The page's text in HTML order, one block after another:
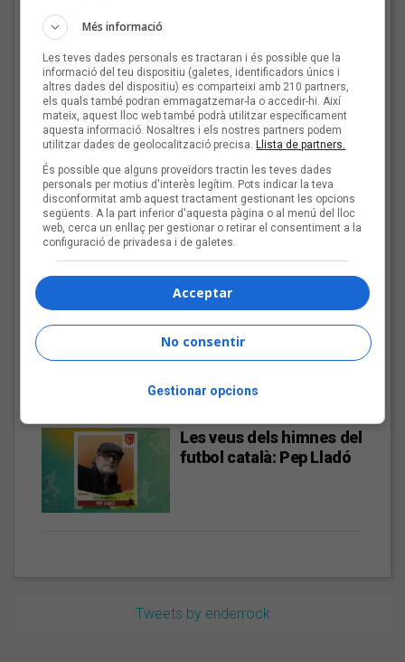
Les veus dels himnes del
futbol català: Joan Soler
Amigó
Les Cruet: «Als primers
discos sentia
moltíssima ràbia, però
ara estic més serena i en
pau»
El punk-pop de Beni
Dolores al Sona9 2026
Les veus dels himnes del
futbol català: Pep Lladó
Tweets by enderrock
Més informació
Les teves dades personals es tractaran i és possible que la
informació del teu dispositiu (galetes, identificadors únics i
altres dades del dispositiu) es comparteixi amb 210 partners,
els quals també podran emmagatzemar-la o accedir-hi. Així
mateix, aquest lloc web també podrà utilitzar específicament
aquesta informació. Nosaltres i els nostres partners podem
utilitzar dades de geolocalització precisa.Llista de partners.
És possible que alguns proveïdors tractin les teves dades
personals per motius d'interès legítim. Pots indicar la teva
disconformitat amb aquest tractament gestionant les opcions
següents. A la part inferior d'aquesta pàgina o al menú del lloc
web, cerca un enllaç per gestionar o retirar el consentiment a la
configuració de privadesa i de galetes.
Acceptar
No consentir
Gestionar opcions